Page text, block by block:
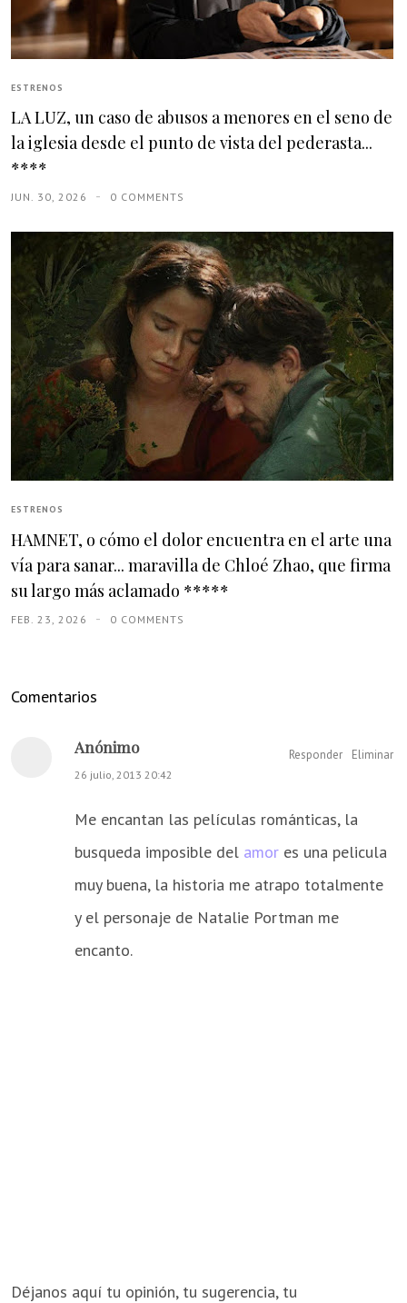
ESTRENOS
LA LUZ, un caso de abusos a menores en el seno de
la iglesia desde el punto de vista del pederasta...
****
JUN. 30, 2026 0 COMMENTS
ESTRENOS
HAMNET, o cómo el dolor encuentra en el arte una
vía para sanar... maravilla de Chloé Zhao, que firma
su largo más aclamado *****
FEB. 23, 2026 0 COMMENTS
Comentarios
Anónimo
26 julio, 2013 20:42
Me encantan las películas románticas, la
busqueda imposible del amor es una pelicula
muy buena, la historia me atrapo totalmente
y el personaje de Natalie Portman me
encanto.
Responder Eliminar
Déjanos aquí tu opinión, tu sugerencia, tu